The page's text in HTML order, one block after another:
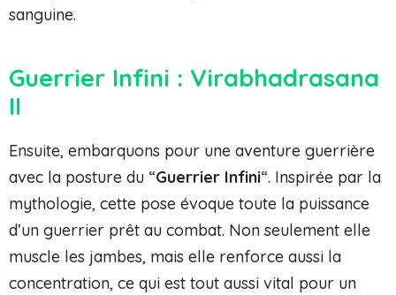
sanguine.
Guerrier Infini : Virabhadrasana
II
Ensuite, embarquons pour une aventure guerrière
avec la posture du “Guerrier Infini“. Inspirée par la
mythologie, cette pose évoque toute la puissance
d’un guerrier prêt au combat. Non seulement elle
muscle les jambes, mais elle renforce aussi la
concentration, ce qui est tout aussi vital pour un